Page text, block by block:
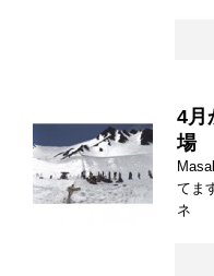
4月
場
てま
ネ